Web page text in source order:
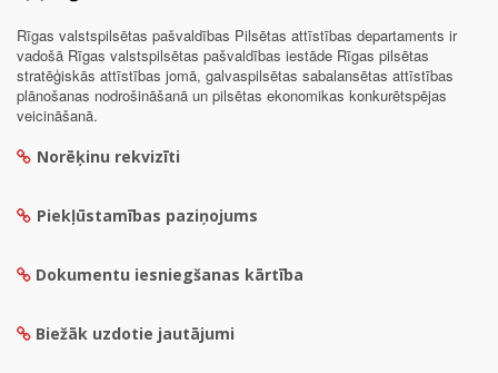
Rīgas valstspilsētas pašvaldības Pilsētas attīstības departaments ir
vadošā Rīgas valstspilsētas pašvaldības iestāde Rīgas pilsētas
stratēģiskās attīstības jomā, galvaspilsētas sabalansētas attīstības
plānošanas nodrošināšanā un pilsētas ekonomikas konkurētspējas
veicināšanā.
Norēķinu rekvizīti
Piekļūstamības paziņojums
Dokumentu iesniegšanas kārtība
Biežāk uzdotie jautājumi